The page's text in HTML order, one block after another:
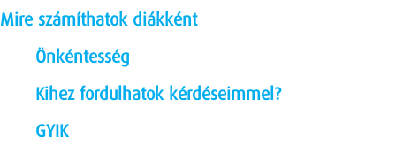
Mire számíthatok diákként
Önkéntesség
Kihez fordulhatok kérdéseimmel?
GYIK